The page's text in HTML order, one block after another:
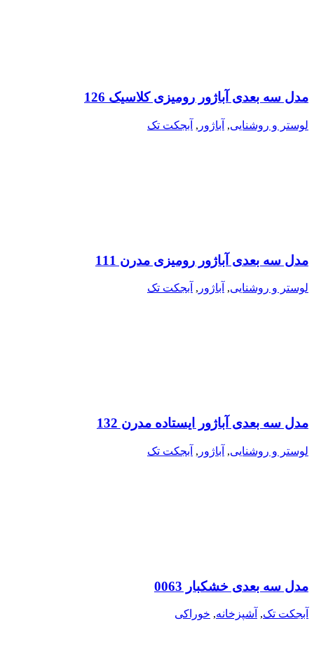
مدل سه بعدی آباژور رومیزی کلاسیک 126
لوستر و روشنایی, آباژور , آبجکت تک
مدل سه بعدی آباژور رومیزی مدرن 111
لوستر و روشنایی, آباژور , آبجکت تک
مدل سه بعدی آباژور ایستاده مدرن 132
لوستر و روشنایی, آباژور , آبجکت تک
مدل سه بعدی خشکبار 0063
آبجکت تک, آشپزخانه, خوراکی